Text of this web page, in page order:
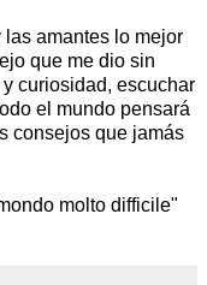
amantes lo mejor
que me dio sin
curiosidad, escuchar
el mundo pensará
consejos que jamás
molto difficile"